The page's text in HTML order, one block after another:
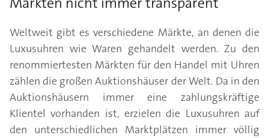
Weltweit gibt es verschiedene Märkte, an denen die
Luxusuhren wie Waren gehandelt werden. Zu den
renommiertesten Märkten für den Handel mit Uhren
zählen die großen Auktionshäuser der Welt. Da in den
Auktionshäusern immer eine zahlungskräftige
Klientel vorhanden ist, erzielen die Luxusuhren auf
den unterschiedlichen Marktplätzen immer völlig